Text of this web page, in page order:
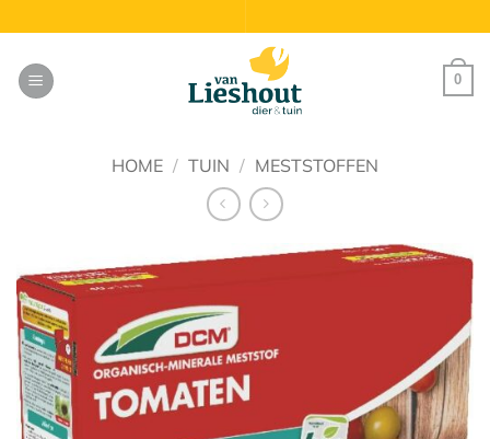
naar
inhoud
0
HOME / TUIN / MESTSTOFFEN